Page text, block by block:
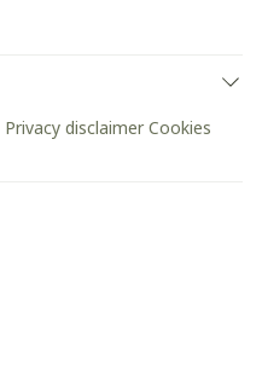
Privacy disclaimer Cookies